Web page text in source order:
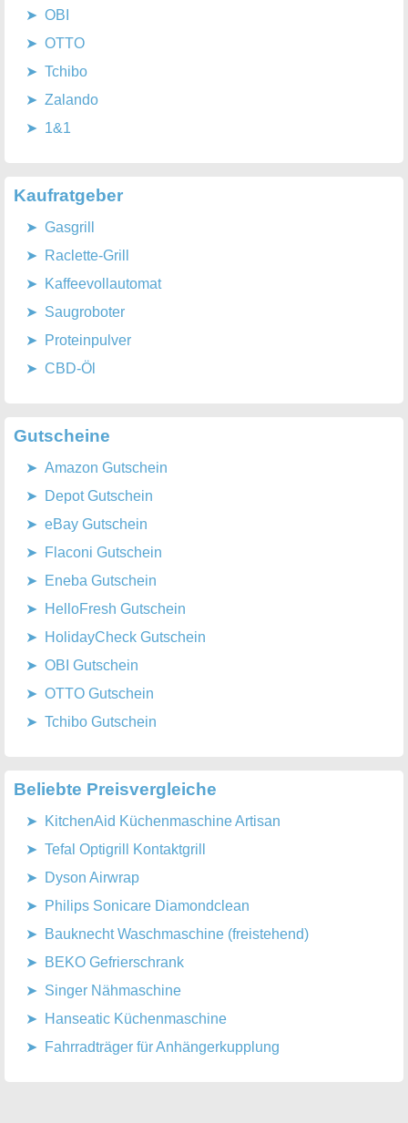
OBI
OTTO
Tchibo
Zalando
1&1
Kaufratgeber
Gasgrill
Raclette-Grill
Kaffeevollautomat
Saugroboter
Proteinpulver
CBD-Öl
Gutscheine
Amazon Gutschein
Depot Gutschein
eBay Gutschein
Flaconi Gutschein
Eneba Gutschein
HelloFresh Gutschein
HolidayCheck Gutschein
OBI Gutschein
OTTO Gutschein
Tchibo Gutschein
Beliebte Preisvergleiche
KitchenAid Küchenmaschine Artisan
Tefal Optigrill Kontaktgrill
Dyson Airwrap
Philips Sonicare Diamondclean
Bauknecht Waschmaschine (freistehend)
BEKO Gefrierschrank
Singer Nähmaschine
Hanseatic Küchenmaschine
Fahrradträger für Anhängerkupplung